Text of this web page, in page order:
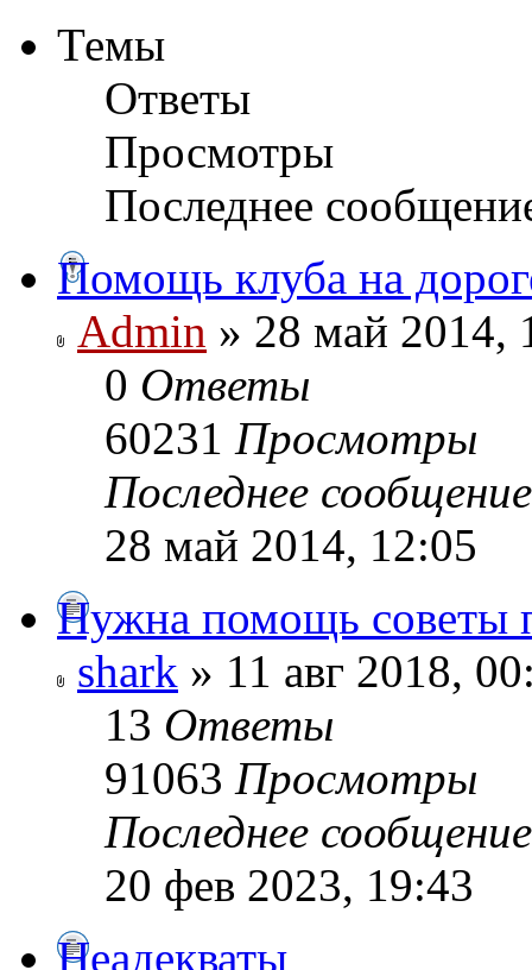
Темы
Ответы
Просмотры
Последнее
Помощь клуба на
Admin » 28 май 2014,
0 Ответы
60231 Просмотры
Последнее
28 май 2014, 12:05
Нужна помощь советы
shark » 11 авг 2018,
13 Ответы
91063 Просмотры
Последнее
20 фев 2023, 19:43
Неадекваты